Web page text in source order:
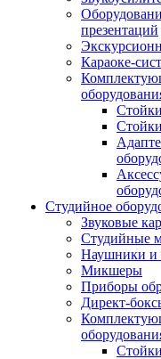
презентаций
Караоке-
Студийное
Звуковые
Студийные
Наушники и
Микшеры
Приборы
Директ-